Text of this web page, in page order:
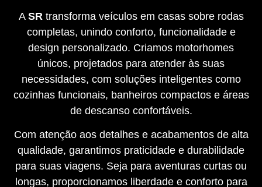
A SRtransforma veículos em casas sobre rodas
completas, unindo conforto, funcionalidade e
design personalizado. Criamos motorhomes
únicos, projetados para atender às suas
necessidades, com soluções inteligentes como
cozinhas funcionais, banheiros compactos e áreas
de descanso confortáveis.
Com atenção aos detalhes e acabamentos de alta
qualidade, garantimos praticidade e durabilidade
para suas viagens. Seja para aventuras curtas ou
longas, proporcionamos liberdade e conforto para